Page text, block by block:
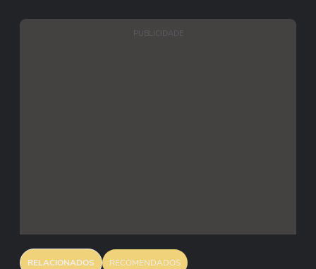
PUBLICIDADE
RELACIONADOS RECOMENDADOS